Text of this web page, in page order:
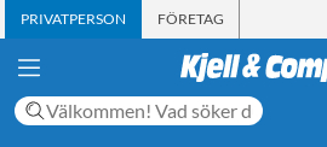
PRIVATPERSON FÖRETAG